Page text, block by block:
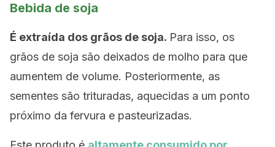
Bebida de soja
É extraída dos grãos de soja. Para isso, os
grãos de soja são deixados de molho para que
aumentem de volume. Posteriormente, as
sementes são trituradas, aquecidas a um ponto
próximo da fervura e pasteurizadas.